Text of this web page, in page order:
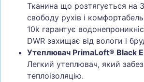
Тканина що розтягується на
свободу рухів і
10k гарантує
DWR захищає від вологи і
Утеплювач PrimaLoft® Black
Легкий утеплювач, який
теплоізоляцію.